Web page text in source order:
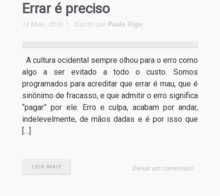
Errar é preciso
14 Maio, 2016 Escrito por Paula Trigo
A cultura ocidental sempre olhou para o erro como
algo a ser evitado a todo o custo. Somos
programados para acreditar que errar é mau, que é
sinónimo de fracasso, e que admitir o erro significa
“pagar” por ele. Erro e culpa, acabam por andar,
indelevelmente, de mãos dadas e é por isso que
[…]
LEIA MAIS Deixar um comentário